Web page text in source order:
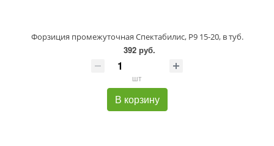
Форзиция промежуточная Спектабилис, P9 15-20, в туб.
392 руб.
шт
В корзину